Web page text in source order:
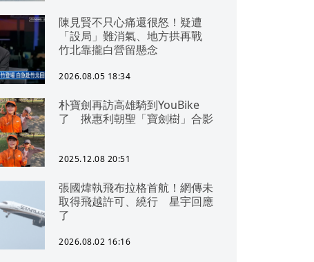
陳見賢不只心痛還很怒！疑遭
「設局」難消氣、地方拱再戰
竹北靠攏白營留懸念
2026.08.05 18:34
朴寶劍再訪高雄騎到YouBike
了 揪惠利朝聖「寶劍樹」合影
2025.12.08 20:51
張國煒執飛布拉格首航！網傳未
取得飛越許可、繞行 星宇回應
了
2026.08.02 16:16